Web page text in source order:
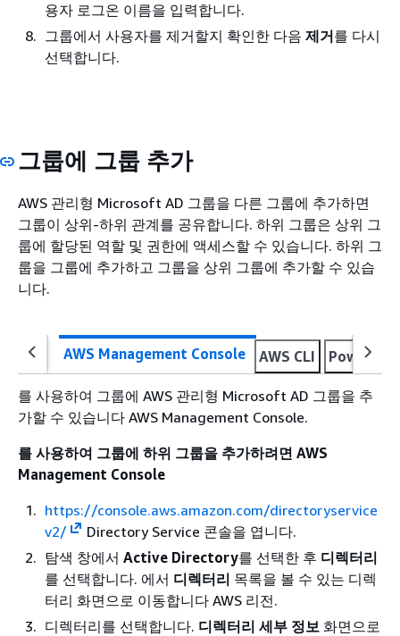
용자 로그온 이름을 입력합니다.
그룹에서 사용자를 제거할지 확인한 다음 제거를 다시
선택합니다.
그룹에 그룹 추가
AWS 관리형 Microsoft AD 그룹을 다른 그룹에 추가하면
그룹이 상위-하위 관계를 공유합니다. 하위 그룹은 상위 그
룹에 할당된 역할 및 권한에 액세스할 수 있습니다. 하위 그
룹을 그룹에 추가하고 그룹을 상위 그룹에 추가할 수 있습
니다.
AWS Management Console AWS CLI
를 사용하여 그룹에 AWS 관리형 Microsoft AD 그룹을 추
가할 수 있습니다 AWS Management Console.
를 사용하여 그룹에 하위 그룹을 추가하려면 AWS
Management Console
https://console.aws.amazon.com/directoryservice
v2/
Directory Service 콘솔을 엽니다.
탐색 창에서 Active Directory를 선택한 후 디렉터리
를 선택합니다. 에서 디렉터리 목록을 볼 수 있는 디렉
터리 화면으로 이동합니다 AWS 리전.
디렉터리를 선택합니다. 디렉터리 세부 정보 화면으로